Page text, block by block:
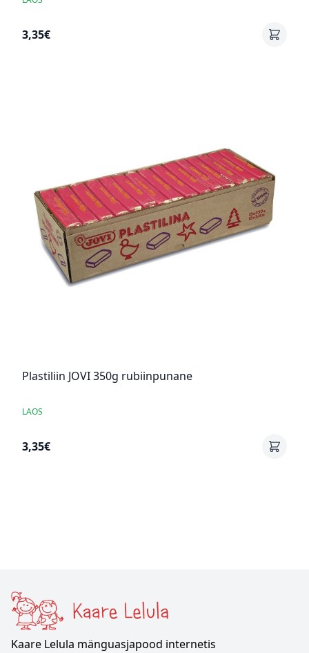
3,35€
Plastiliin JOVI 350g rubiinpunane
LAOS
3,35€
Kaare Lelula mänguasjapood internetis